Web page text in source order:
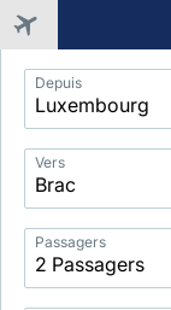
Application
Intelligent
Package
Search
Depuis
Vers
Passagers